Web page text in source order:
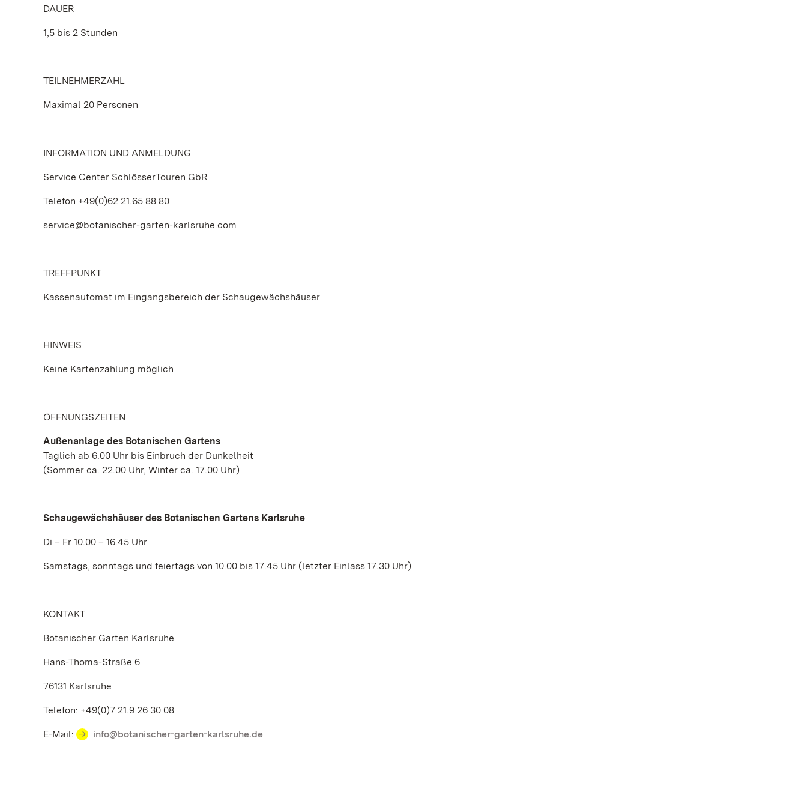
DAUER
1,5 bis 2 Stunden
TEILNEHMERZAHL
Maximal 20 Personen
INFORMATION UND ANMELDUNG
Service Center SchlösserTouren GbR
Telefon +49(0)62 21.65 88 80
service@botanischer-garten-karlsruhe.com
TREFFPUNKT
Kassenautomat im Eingangsbereich der Schaugewächshäuser
HINWEIS
Keine Kartenzahlung möglich
ÖFFNUNGSZEITEN
Außenanlage des Botanischen Gartens
Täglich ab 6.00 Uhr bis Einbruch der Dunkelheit
(Sommer ca. 22.00 Uhr, Winter ca. 17.00 Uhr)
Schaugewächshäuser des Botanischen Gartens Karlsruhe
Di – Fr 10.00 – 16.45 Uhr
Samstags, sonntags und feiertags von 10.00 bis 17.45 Uhr (letzter Einlass 17.30 Uhr)
KONTAKT
Botanischer Garten Karlsruhe
Hans-Thoma-Straße 6
76131 Karlsruhe
Telefon: +49(0)7 21.9 26 30 08
E-Mail: info@botanischer-garten-karlsruhe.de